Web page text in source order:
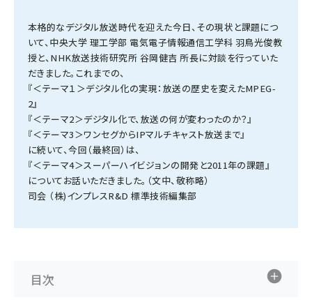
タンデム (149)
本格的なデジタル放送時代を迎えた今日、その現状と課題につ
いて、中央大学 理工学部 電気電子情報通信工学科 羽鳥光俊教
授と、NHK放送技術研究所 谷岡健吉 所長に対談を行っていた
だきました。これまでの、
『＜テーマ１＞デジタル化の実現：放送の歴史を変えたMPEG-
2』
『＜テーマ2＞デジタル化で、放送の何が変わったのか？』
『＜テーマ3＞ワンセグからIPマルチキャスト放送まで』
に続いて、今回（最終回）は、
『＜テーマ4＞スーパーハイビジョンの開発と2011年の課題』
についてお話いただきました。（文中、敬称略）
司会 （株)インプレスR&D 標準技術編集部
目次